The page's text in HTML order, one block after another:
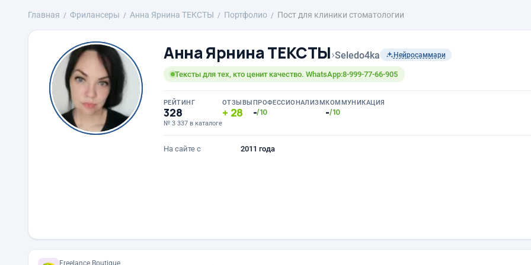
Главная Фрилансеры Анна Ярнина ТЕКСТЫ Портфолио Пост для клиники стоматологии
Анна Ярнина ТЕКСТЫ›Seledo4ka Нейросаммари
Тексты для тех, кто ценит качество. WhatsApp:8-999-77-66-905
РЕЙТИНГ
328
№ 3 337 в каталоге
ОТЗЫВЫ
28
ПРОФЕССИОНАЛИЗМ
-/10
КОММУНИКАЦИЯ
-/10
На сайте с 2011 года
Freelance.Boutique